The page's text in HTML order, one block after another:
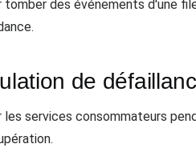
tomber des événements d'une
de
les services consommateurs